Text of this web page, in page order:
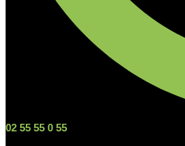
02 55 55 0 55